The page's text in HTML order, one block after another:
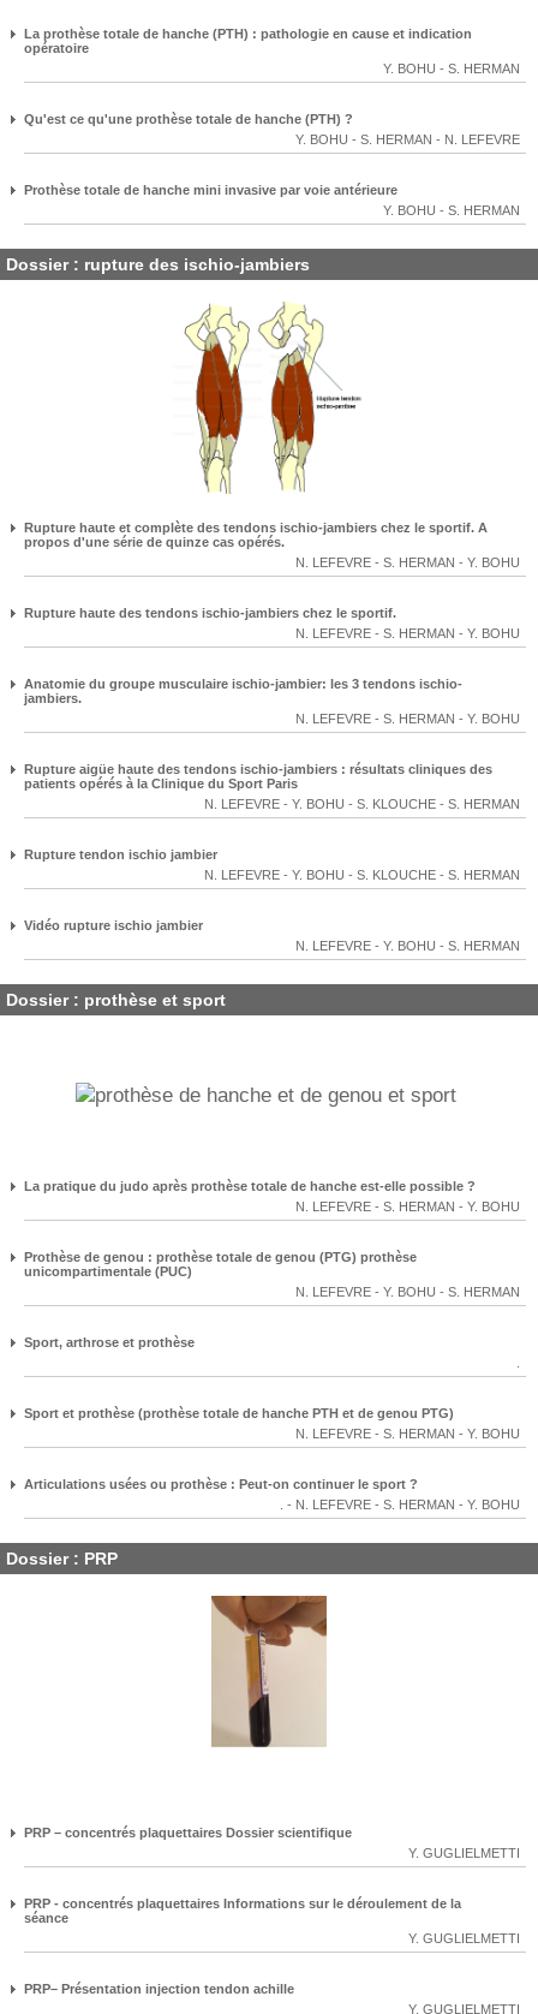
La prothèse totale de hanche (PTH) : pathologie en cause et indication
opératoire
Y. BOHU - S. HERMAN
Qu'est ce qu'une prothèse totale de hanche (PTH) ?
Y. BOHU - S. HERMAN - N. LEFEVRE
Prothèse totale de hanche mini invasive par voie antérieure
Y. BOHU - S. HERMAN
Dossier : rupture des ischio-jambiers
Rupture haute et complète des tendons ischio-jambiers chez le sportif. A
propos d'une série de quinze cas opérés.
N. LEFEVRE - S. HERMAN - Y. BOHU
Rupture haute des tendons ischio-jambiers chez le sportif.
N. LEFEVRE - S. HERMAN - Y. BOHU
Anatomie du groupe musculaire ischio-jambier: les 3 tendons ischio-
jambiers.
N. LEFEVRE - S. HERMAN - Y. BOHU
Rupture aigüe haute des tendons ischio-jambiers : résultats cliniques des
patients opérés à la Clinique du Sport Paris
N. LEFEVRE - Y. BOHU - S. KLOUCHE - S. HERMAN
Rupture tendon ischio jambier
N. LEFEVRE - Y. BOHU - S. KLOUCHE - S. HERMAN
Vidéo rupture ischio jambier
N. LEFEVRE - Y. BOHU - S. HERMAN
Dossier : prothèse et sport
La pratique du judo après prothèse totale de hanche est-elle possible ?
N. LEFEVRE - S. HERMAN - Y. BOHU
Prothèse de genou : prothèse totale de genou (PTG) prothèse
unicompartimentale (PUC)
N. LEFEVRE - Y. BOHU - S. HERMAN
Sport, arthrose et prothèse
Sport et prothèse (prothèse totale de hanche PTH et de genou PTG)
N. LEFEVRE - S. HERMAN - Y. BOHU
Articulations usées ou prothèse : Peut-on continuer le sport ?
- N. LEFEVRE - S. HERMAN - Y. BOHU
Dossier : PRP
PRP – concentrés plaquettaires Dossier scientifique
Y. GUGLIELMETTI
PRP - concentrés plaquettaires Informations sur le déroulement de la
séance
Y. GUGLIELMETTI
PRP– Présentation injection tendon achille
Y. GUGLIELMETTI